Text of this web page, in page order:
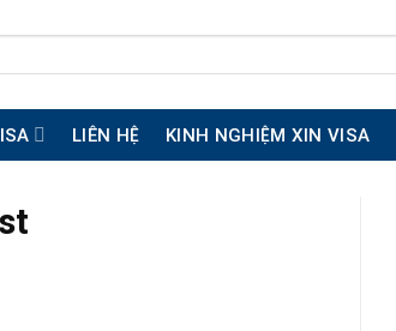
LIÊN HỆ KINH NGHIỆM XIN VISA